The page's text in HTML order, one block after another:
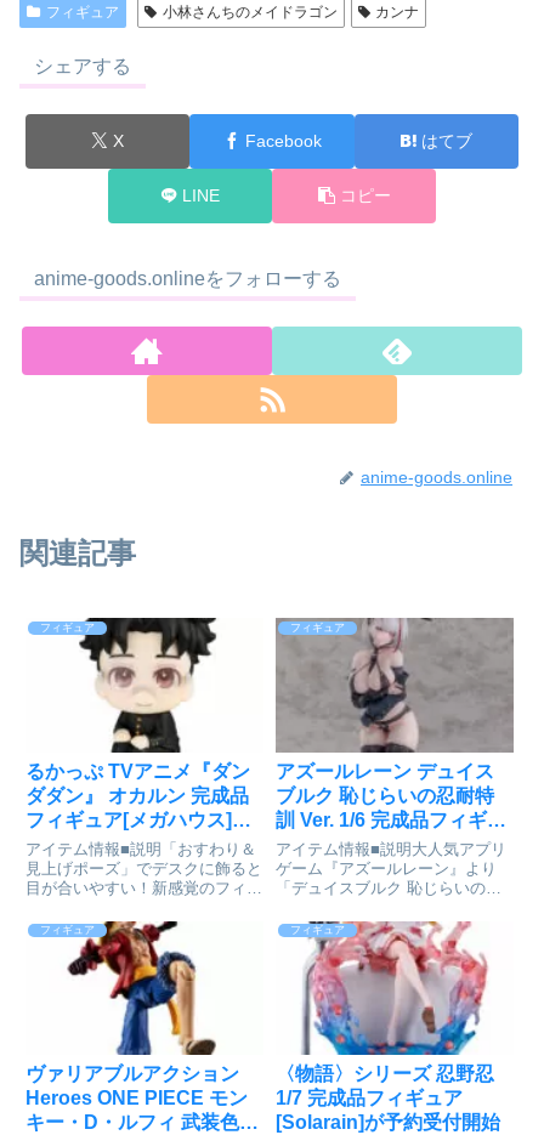
フィギュア 小林さんちのメイドラゴン カンナ
シェアする
X Facebook はてブ
LINE コピー
anime-goods.onlineをフォローする
anime-goods.online
関連記事
フィギュア
るかっぷ TVアニメ『ダン
ダダン』 オカルン 完成品
フィギュア[メガハウス]が
予約受付開始
アイテム情報■説明「おすわり＆
見上げポーズ」でデスクに飾ると
目が合いやすい！新感覚のフィギ
かせる！ダンダダン_るかっぷ オ
カルン©龍幸伸／集英社・ダンダ
ダン製作委員会colleizeで探す
フィギュア
アズールレーン デュイス
ブルク 恥じらいの忍耐特
訓 Ver. 1/6 完成品フィギュ
ア[AniGame]が予約受付中
アイテム情報■説明大人気アプリ
ゲーム『アズールレーン』より
「デュイスブルク 恥じらいの忍
ギュアで登場です！【セット内容
一覧】フィギュア本体、台座アズ
ールレーン_デュイスブルク 恥
じらいの忍耐特訓 Ver...
フィギュア
ヴァリアブルアクション
Heroes ONE PIECE モン
キー・D・ルフィ 武装色の
フィギュア
〈物語〉シリーズ 忍野忍
1/7 完成品フィギュア
[Solarain]が予約受付開始